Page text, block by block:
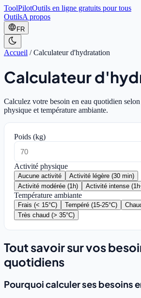
ToolPilotOutils en ligne gratuits pour tous
OutilsA propos
FR
Accueil /Calculateur d'hydratation
Calculateur
Calculez votre besoin en eau quotidien
physique et température ambiante.
Poids (kg)
Activité physique
Aucune activité
Activité légère (30 min)
Activité modérée (1h)
Activité intense
Température ambiante
Frais (< 15°C) Tempéré (15-25°C)
Très chaud (> 35°C)
Tout savoir sur vos
quotidiens
Pourquoi calculer ses besoins